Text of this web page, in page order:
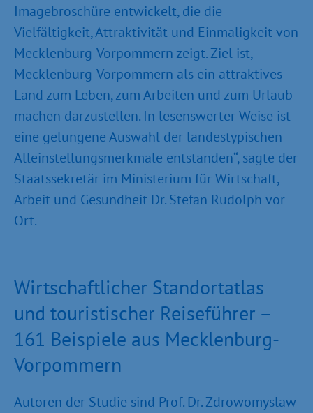
Imagebroschüre entwickelt, die die
Vielfältigkeit, Attraktivität und Einmaligkeit von
Mecklenburg-Vorpommern zeigt. Ziel ist,
Mecklenburg-Vorpommern als ein attraktives
Land zum Leben, zum Arbeiten und zum Urlaub
machen darzustellen. In lesenswerter Weise ist
eine gelungene Auswahl der landestypischen
Alleinstellungsmerkmale entstanden“, sagte der
Staatssekretär im Ministerium für Wirtschaft,
Arbeit und Gesundheit Dr. Stefan Rudolph vor
Ort.
Wirtschaftlicher Standortatlas
und touristischer Reiseführer –
161 Beispiele aus Mecklenburg-
Vorpommern
Autoren der Studie sind Prof. Dr. Zdrowomyslaw